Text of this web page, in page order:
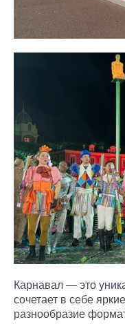
Карнавал — это
сочетает в себе
разнообразие